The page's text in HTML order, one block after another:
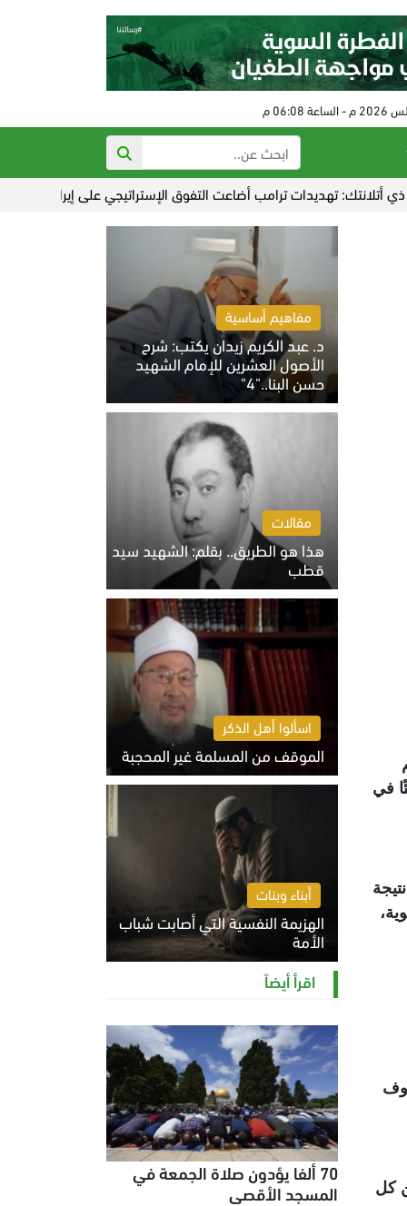
ترامب أضاعت التفوق الإستراتيجي على إيران
عدوان صهيوني
في
كل
مفاهيم أساسية
د. عبد الكريم زيدان يكتب: شرح
الأصول العشرين للإمام الشهيد
حسن البنا.."4"
الخميس 6 أغسطس 2026 10:27 ص
مقالات
هذا هو الطريق.. بقلم: الشهيد سيد
قطب
الخميس 6 أغسطس 2026 10:52 ص
اسألوا أهل الذكر
الموقف من المسلمة غير المحجبة
الخميس 6 أغسطس 2026 10:45 ص
أبناء وبنات
الهزيمة النفسية التي أصابت شباب
الأمة
الخميس 6 أغسطس 2026 11:12 ص
اقرأ أيضاً
70 ألفا يؤدون صلاة الجمعة في
المسجد الأقصى